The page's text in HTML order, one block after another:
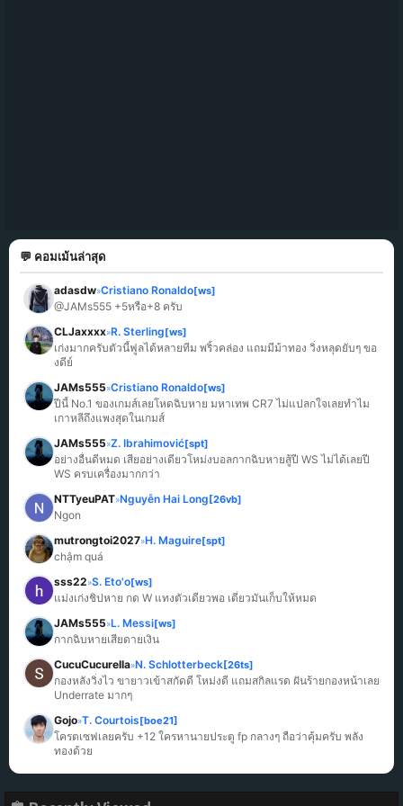
💬 คอมเม้นล่าสุด
adasdw»Cristiano Ronaldo[ws]
@JAMs555 +5หรือ+8 ครับ
CLJaxxxx»R. Sterling[ws]
เก่งมากครับตัวนี้ฟูลได้หลายทีม พริ้วคล่อง แถมมีม้าทอง วิ่งหลุดยับๆ ขอ
งดีย์
JAMs555»Cristiano Ronaldo[ws]
ปีนี้ No.1 ของเกมส์เลยโหดฉิบหาย มหาเทพ CR7 ไม่แปลกใจเลยทำไม
เกาหลีถึงแพงสุดในเกมส์
JAMs555»Z. Ibrahimović[spt]
อย่างอื่นดีหมด เสียอย่างเดียวโหม่งบอลกากฉิบหายสู้ปี WS ไม่ได้เลยปี
WS ครบเครื่องมากกว่า
NTTyeuPAT»Nguyễn Hai Long[26vb]
Ngon
mutrongtoi2027»H. Maguire[spt]
chậm quá
sss22»S. Eto'o[ws]
แม่งเก่งชิปหาย กด W แทงตัวเดียวพอ เดี๋ยวมันเก็บให้หมด
JAMs555»L. Messi[ws]
กากฉิบหายเสียดายเงิน
CucuCucurella»N. Schlotterbeck[26ts]
กองหลังวิ่งไว ขายาวเข้าสกัดดี โหม่งดี แถมสกิลแรด ฝันร้ายกองหน้าเลย
Underrate มากๆ
Gojo»T. Courtois[boe21]
โครตเซฟเลยครับ +12 ใครหานายประตู fp กลางๆ ถือว่าคุ้มครับ พลัง
ทองด้วย